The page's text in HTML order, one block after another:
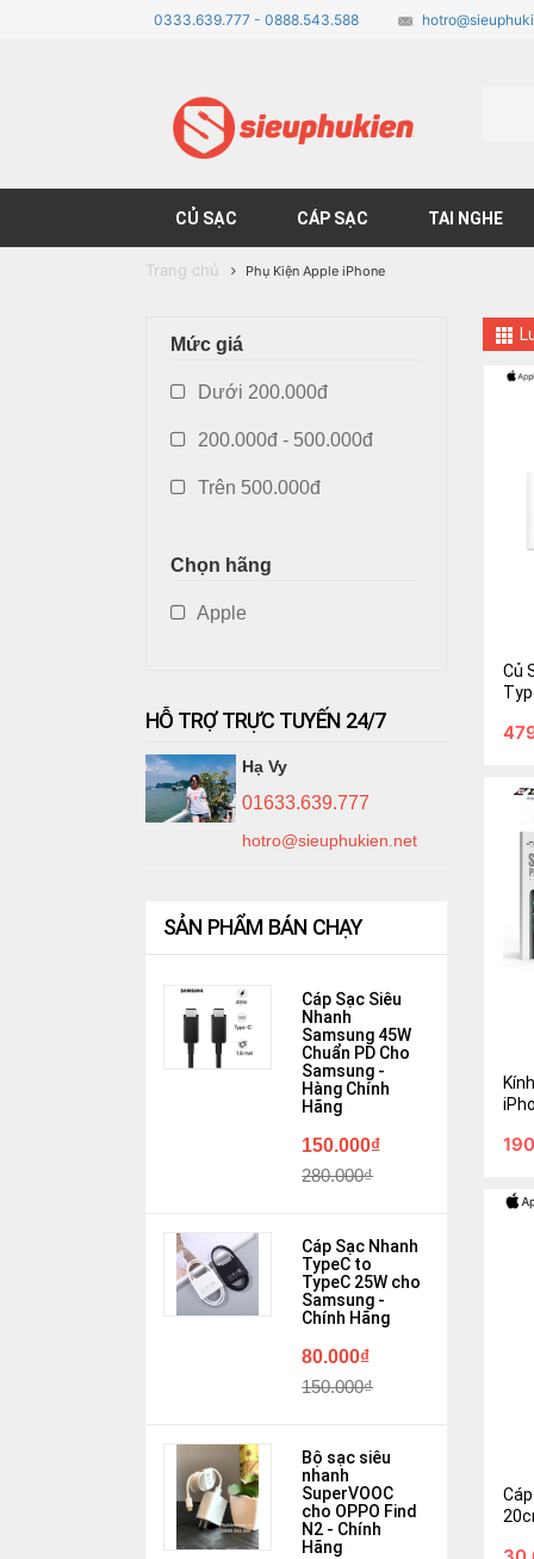
0333.639.777 - 0888.543.588
CỦ SẠC CÁP SẠC TAI NGHE
Trang chủ Phụ Kiện Apple iPhone
Củ
Mức giá
Dưới 200.000đ
200.000đ - 500.000đ
Trên 500.000đ
Chọn hãng
Apple
HỖ TRỢ TRỰC TUYẾN 24/7
Hạ Vy
01633.639.777
hotro@sieuphukien.net
SẢN PHẨM BÁN CHẠY
Cáp Sạc Siêu
Nhanh
Samsung 45W
Chuẩn PD Cho
Samsung -
Hàng Chính
Hãng
150.000₫
280.000₫
Cáp Sạc Nhanh
TypeC to
TypeC 25W cho
Samsung -
Chính Hãng
80.000₫
150.000₫
Bộ sạc siêu
nhanh
SuperVOOC
cho OPPO Find
N2 - Chính
Hãng